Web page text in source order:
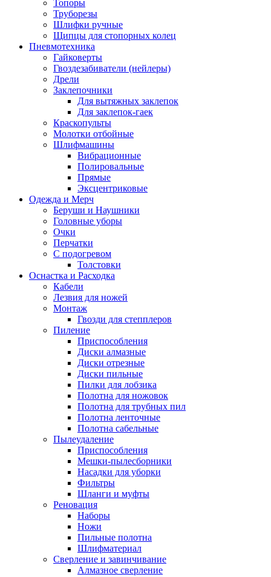
Топоры
Труборезы
Шлифки ручные
Щипцы для стопорных колец
Пневмотехника
Гайковерты
Гвоздезабиватели (нейлеры)
Дрели
Заклепочники
Для вытяжных заклепок
Для заклепок-гаек
Краскопульты
Молотки отбойные
Шлифмашины
Вибрационные
Полировальные
Прямые
Эксцентриковые
Одежда и Мерч
Беруши и Наушники
Головные уборы
Очки
Перчатки
С подогревом
Толстовки
Оснастка и Расходка
Кабели
Лезвия для ножей
Монтаж
Гвозди для степплеров
Пиление
Приспособления
Диски алмазные
Диски отрезные
Диски пильные
Пилки для лобзика
Полотна для ножовок
Полотна для трубных пил
Полотна ленточные
Полотна сабельные
Пылеудаление
Приспособления
Мешки-пылесборники
Насадки для уборки
Фильтры
Шланги и муфты
Реновация
Наборы
Ножи
Пильные полотна
Шлифматериал
Сверление и завинчивание
Алмазное сверление